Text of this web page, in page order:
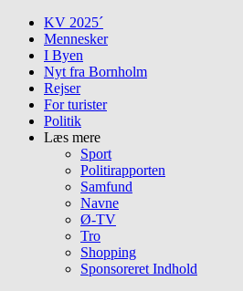
Skip
content
KV 2025´
Mennesker
I Byen
Nyt fra Bornholm
Rejser
For turister
Politik
Læs mere
Sport
Politirapporten
Samfund
Navne
Ø-TV
Tro
Shopping
Sponsoreret Indhold